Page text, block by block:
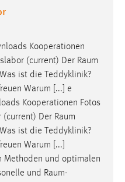
Kooperationen
(current) Der Raum
ist die Teddyklinik?
Warum [...] e
Kooperationen Fotos
(current) Der Raum
ist die Teddyklinik?
Warum [...]
Methoden und optimalen
und Raum-
Drittanbietern
Werbung anzuzeigen.
über Websites